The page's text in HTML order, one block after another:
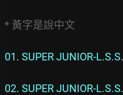
* 黃字是說中文
01. SUPER JUNIOR-
02. SUPER JUNIOR-